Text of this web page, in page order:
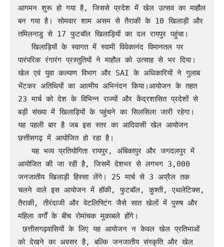
आगमन शुरू हो गया है, जिससे प्रदेश में खेल उत्सव का माहौल
बन गया है। सोमवार शाम असम से तैराकी के 10 खिलाड़ी और
तमिलनाडु से 17 फुटबॉल खिलाड़ियों का दल रायपुर पहुंचा।
   खिलाड़ियों के स्वागत में स्वामी विवेकानंद विमानतल पर
पारंपरिक रंगारंग प्रस्तुतियों ने माहौल को उत्साह से भर दिया।
खेल एवं युवा कल्याण विभाग और SAI के अधिकारियों ने गुलाब
भेंटकर अतिथियों का आत्मीय अभिनंदन किया।आयोजन के तहत
23 मार्च को देश के विभिन्न राज्यों और केंद्रशासित प्रदेशों से
बड़ी संख्या में खिलाड़ियों के पहुंचने का सिलसिला जारी रहेगा।
यह पहली बार है जब इस स्तर का आदिवासी खेल आयोजन
छत्तीसगढ़ में आयोजित हो रहा है।
   यह भव्य प्रतियोगिता रायपुर, अंबिकापुर और जगदलपुर में
आयोजित की जा रही है, जिसमें देशभर से लगभग 3,000
जनजातीय खिलाड़ी हिस्सा लेंगे। 25 मार्च से 3 अप्रैल तक
चलने वाले इस आयोजन में हॉकी, फुटबॉल, कुश्ती, एथलेटिक्स,
तैराकी, तीरंदाजी और वेटलिफ्टिंग जैसे सात खेलों में पुरुष और
महिला वर्गों के बीच रोमांचक मुकाबले होंगे।
छत्तीसगढ़वासियों के लिए यह आयोजन न केवल खेल प्रतिभाओं
को देखने का अवसर है, बल्कि जनजातीय संस्कृति और खेल